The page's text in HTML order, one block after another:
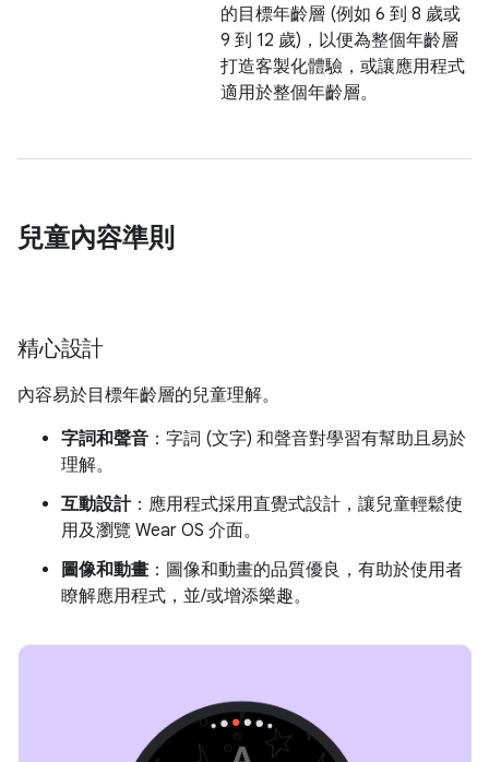
的目標年齡層 (例如 6 到 8 歲或
9 到 12 歲)，以便為整個年齡層
打造客製化體驗，或讓應用程式
適用於整個年齡層。
兒童內容準則
精心設計
內容易於目標年齡層的兒童理解。
字詞和聲音 ：字詞 (文字) 和聲音對學習有幫助且易於
理解。
互動設計：應用程式採用直覺式設計，讓兒童輕鬆使
用及瀏覽 Wear OS 介面。
圖像和動畫 ：圖像和動畫的品質優良，有助於使用者
瞭解應用程式，並/或增添樂趣。